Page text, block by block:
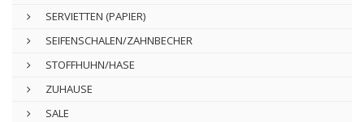
SERVIETTEN (PAPIER)
SEIFENSCHALEN/ZAHNBECHER
STOFFHUHN/HASE
ZUHAUSE
SALE